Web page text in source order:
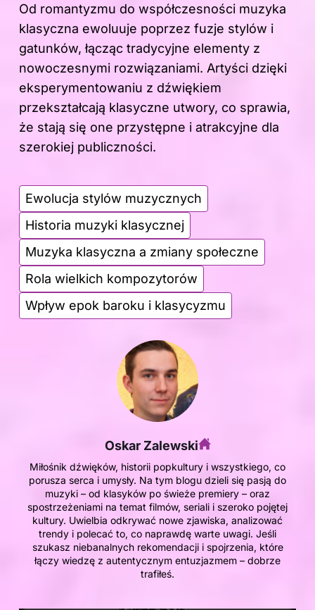
Od romantyzmu do współczesności muzyka
klasyczna ewoluuje poprzez fuzje stylów i
gatunków, łącząc tradycyjne elementy z
nowoczesnymi rozwiązaniami. Artyści dzięki
eksperymentowaniu z dźwiękiem
przekształcają klasyczne utwory, co sprawia,
że stają się one przystępne i atrakcyjne dla
szerokiej publiczności.
Ewolucja stylów muzycznych
Historia muzyki klasycznej
Muzyka klasyczna a zmiany społeczne
Rola wielkich kompozytorów
Wpływ epok baroku i klasycyzmu
Oskar Zalewski
Miłośnik dźwięków, historii popkultury i wszystkiego, co
porusza serca i umysły. Na tym blogu dzieli się pasją do
muzyki – od klasyków po świeże premiery – oraz
spostrzeżeniami na temat filmów, seriali i szeroko pojętej
kultury. Uwielbia odkrywać nowe zjawiska, analizować
trendy i polecać to, co naprawdę warte uwagi. Jeśli
szukasz niebanalnych rekomendacji i spojrzenia, które
łączy wiedzę z autentycznym entuzjazmem – dobrze
trafiłeś.